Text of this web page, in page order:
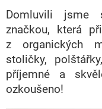
Domluvili jsme
značkou, která
z organických
stoličky,
příjemné a
ozkoušeno!